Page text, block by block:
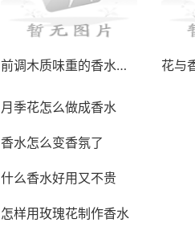
前调木质味重的香水推荐有哪些
月季花怎么做成香水
香水怎么变香氛了
什么香水好用又不贵
怎样用玫瑰花制作香水